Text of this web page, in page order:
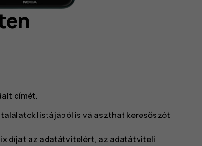
címét.
listájából is választhat keresőszót.
díjat az adatátvitelért, az adatátviteli